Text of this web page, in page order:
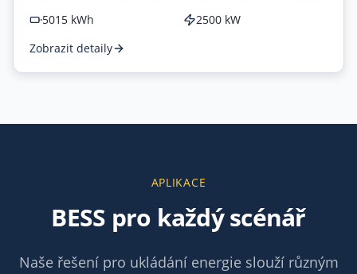
5015 kWh
2500 kW
Zobrazit detaily
APLIKACE
BESS pro každý scénář
Naše řešení pro ukládání energie slouží různým